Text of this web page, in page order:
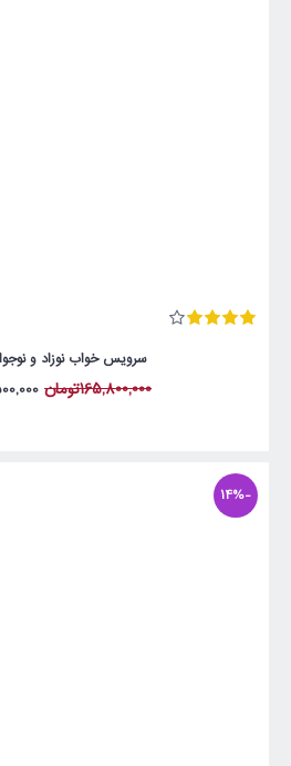
سرویس خواب نوزاد و
165,800,000تومان
-14%